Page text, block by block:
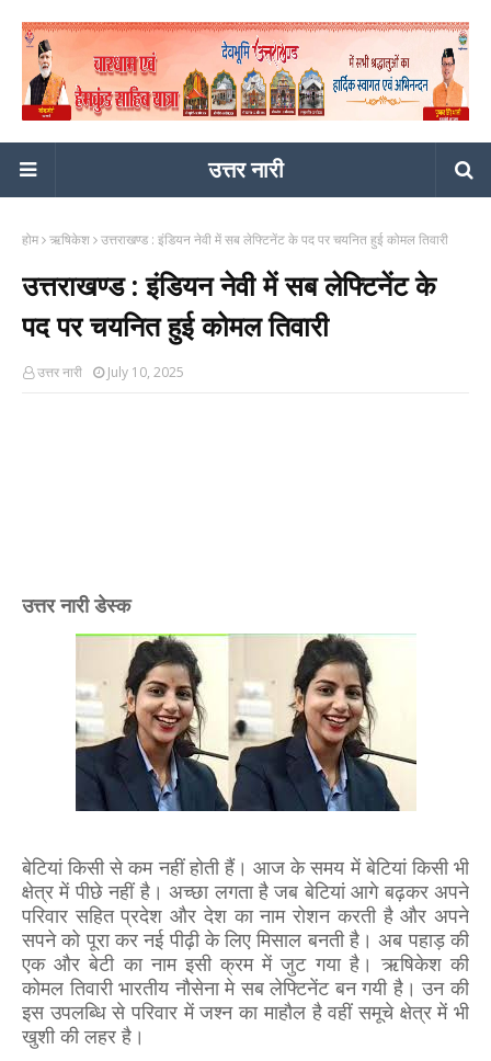
उत्तर नारी
होम ऋषिकेश उत्तराखण्ड : इंडियन नेवी में सब लेफ्टिनेंट के पद पर चयनित हुई कोमल तिवारी
उत्तराखण्ड : इंडियन नेवी में सब लेफ्टिनेंट के
पद पर चयनित हुई कोमल तिवारी
उत्तर नारी July 10, 2025
उत्तर नारी डेस्क
बेटियां किसी से कम नहीं होती हैं। आज के समय में बेटियां किसी भी
क्षेत्र में पीछे नहीं है। अच्छा लगता है जब बेटियां आगे बढ़कर अपने
परिवार सहित प्रदेश और देश का नाम रोशन करती है और अपने
सपने को पूरा कर नई पीढ़ी के लिए मिसाल बनती है। अब पहाड़ की
एक और बेटी का नाम इसी क्रम में जुट गया है। ऋषिकेश की
कोमल तिवारी भारतीय नौसेना मे सब लेफ्टिनेंट बन गयी है। उन की
इस उपलब्धि से परिवार में जश्न का माहौल है वहीं समूचे क्षेत्र में भी
खुशी की लहर है।